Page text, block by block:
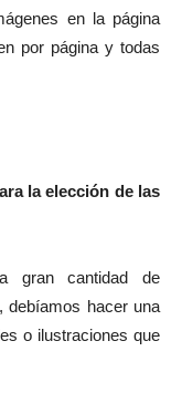
en la página
por página y todas
la elección de las
gran cantidad de
debíamos hacer una
o ilustraciones que